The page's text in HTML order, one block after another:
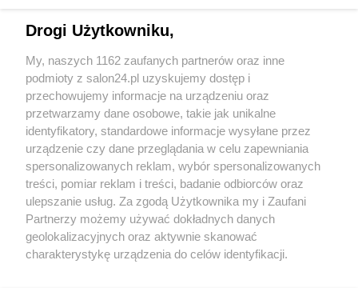
Sport
Społeczeństwo
Kultura
X Facebook Instagram Youtube
Drogi Użytkowniku,
My, naszych 1162 zaufanych partnerów oraz inne
podmioty z salon24.pl uzyskujemy dostęp i
przechowujemy informacje na urządzeniu oraz
przetwarzamy dane osobowe, takie jak unikalne
identyfikatory, standardowe informacje wysyłane przez
urządzenie czy dane przeglądania w celu zapewniania
spersonalizowanych reklam, wybór spersonalizowanych
treści, pomiar reklam i treści, badanie odbiorców oraz
ulepszanie usług. Za zgodą Użytkownika my i Zaufani
Partnerzy możemy używać dokładnych danych
geolokalizacyjnych oraz aktywnie skanować
charakterystykę urządzenia do celów identyfikacji.